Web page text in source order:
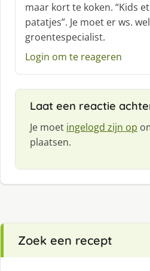
maar kort te koken. “Kids
patatjes”. Je moet er ws.
groentespecialist.
Login om te reageren
Laat een reactie
Je moet ingelogd zijn op
plaatsen.
Zoek een recept